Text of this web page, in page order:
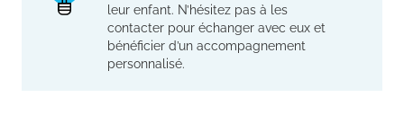
leur enfant. N’hésitez pas à les
contacter pour échanger avec eux et
bénéficier d’un accompagnement
personnalisé.